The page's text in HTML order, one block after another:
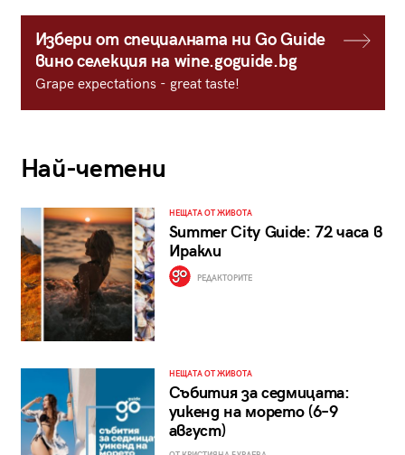
Избери от специалната ни Go Guide
вино селекция на wine.goguide.bg
Grape expectations - great taste!
Най-четени
НЕЩАТА ОТ ЖИВОТА
Summer City Guide: 72 часа в
Иракли
РЕДАКТОРИТЕ
НЕЩАТА ОТ ЖИВОТА
Събития за седмицата:
уикенд на морето (6–9
август)